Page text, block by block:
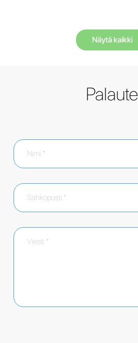
Näytä kaikki
Palaute